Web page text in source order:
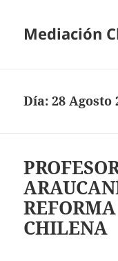
Mediación
Día:28 Agosto
CHILENA